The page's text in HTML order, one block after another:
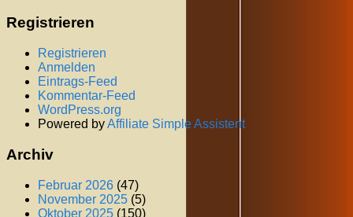
Registrieren
Registrieren
Anmelden
Eintrags-Feed
Kommentar-Feed
WordPress.org
Powered byAffiliate Simple Assistent
Archiv
Februar 2026 (47)
November 2025 (5)
Oktober 2025 (150)